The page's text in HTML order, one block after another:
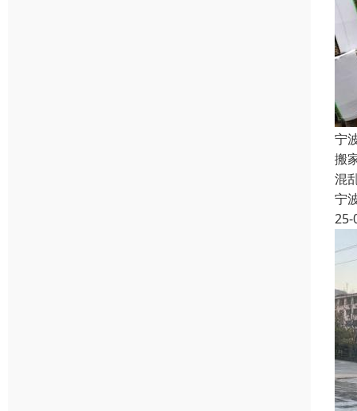
宁
搬
混
宁
25-